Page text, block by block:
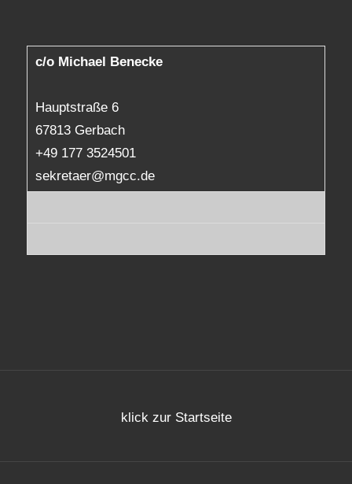
c/o Michael Benecke
Hauptstraße 6
67813 Gerbach
+49 177 3524501
sekretaer@mgcc.de
klick zur Startseite